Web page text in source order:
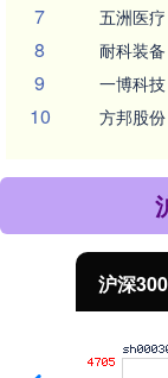
7 五洲医疗
8 耐科装备
9 一博科技
10 方邦股份
北证50